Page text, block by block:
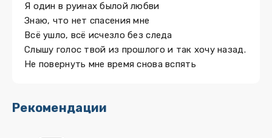
Я один в руинах былой любви
Знаю, что нет спасения мне
Всё ушло, всё исчезло без следа
Слышу голос твой из прошлого и так хочу назад.
Не повернуть мне время снова вспять
Рекомендации